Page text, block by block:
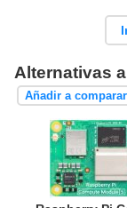
Alternativas
Añadir a comparar